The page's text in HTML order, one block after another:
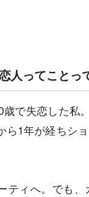
人ってことっ
で失恋した私
1年が経ちシ
ティへ。でも